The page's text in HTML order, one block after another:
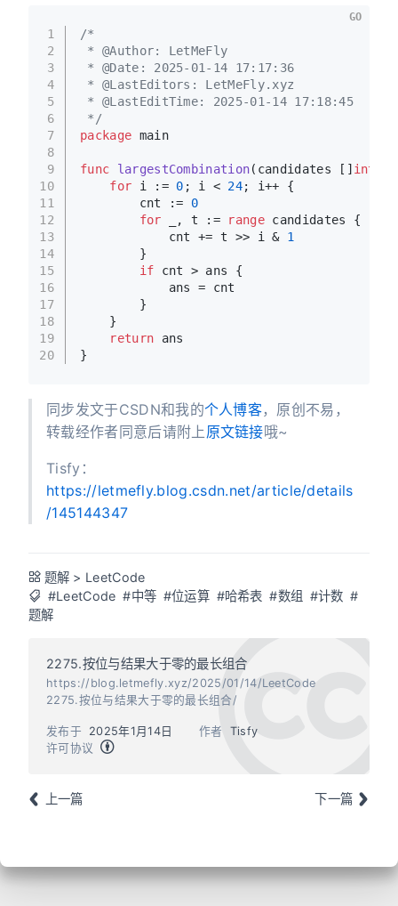
1
2
3
4
5
6
7
8
9
10
11
12
13
14
15
16
17
18
19
20
/*
* @Author: LetMeFly
* @Date: 2025-01-14 17:17:36
* @LastEditors: LetMeFly.xyz
* @LastEditTime: 2025-01-14 17:18:45
*/
package main
func largestCombination(candidates [] int
for i := 0 ; i < 24; i++ {
        cnt :=
0
for _, t := range candidates {
            cnt += t >> i &
1
        }
if cnt > ans {
            ans = cnt
        }
    }
return ans
}
GO
同步发文于CSDN和我的个人博客，原创不易，
转载经作者同意后请附上 原文链接哦~
Tisfy：
https://letmefly.blog.csdn.net/article/details
/145144347
题解 > LeetCode
#LeetCode #中等 #位运算 #哈希表 #数组 #计数 #
题解
2275.按位与结果大于零的最长组合
https://blog.letmefly.xyz/2025/01/14/LeetCode
2275.按位与结果大于零的最长组合/
作者 Tisfy
发布于
2025年1月14日
许可协议
上一篇 下一篇